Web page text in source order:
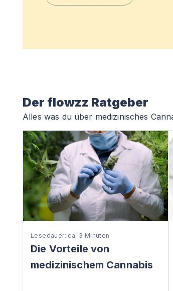
Der flowzz Ratgeber
Alles was du über medizinisches
Lesedauer: ca. 3 Minuten
Die Vorteile von
medizinischem Cannabis